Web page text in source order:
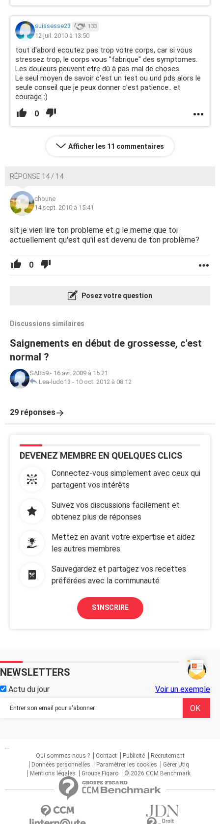
suissesse23 133
12 juil. 2010 à 13:50
tout d'abord ecoutez pas trop votre corps, car si vous
stressez trop, le corps vous "fabrique" des symptomes.
Les douleurs peuvent etre dû à pas mal de choses.
Le seul moyen de savoir c'est un test ou und pds alors le
seule conseil que je peux donner c'est patience.. et
courage :)
0
Afficher les 11 commentaires
RÉPONSE 14 / 14
choune
14 sept. 2010 à 15:41
slt je vien lire ton probleme et g le meme que toi
actuellement qu'est qu'il est devenu de ton problème?
0
Posez votre question
Discussions similaires
Saignements en début de grossesse, c'est
normal ?
SAB59 - 16 avr. 2009 à 15:21
Lea-ludo13 - 10 oct. 2012 à 08:12
29 réponses
DEVENEZ MEMBRE EN QUELQUES CLICS
Connectez-vous simplement avec ceux qui
partagent vos intérêts
Suivez vos discussions facilement et
obtenez plus de réponses
Mettez en avant votre expertise et aidez
les autres membres
Sauvegardez et partagez vos recettes
préférées avec la communauté
S'INSCRIRE
NEWSLETTERS
Actu du jour Voir un exemple
...
Qui sommes-nous ?
Contact Publicité
Recrutement
Données personnelles
Paramétrer les cookies
Gérer Utiq
Mentions légales
Groupe Figaro © 2026 CCM Benchmark